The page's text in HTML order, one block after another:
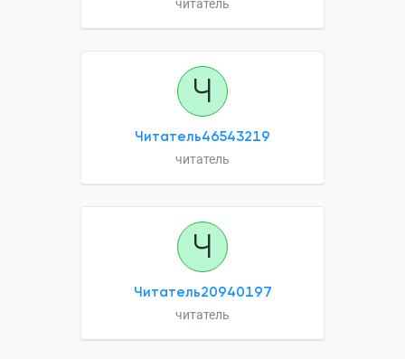
читатель
Ч
Читатель46543219
читатель
Ч
Читатель20940197
читатель